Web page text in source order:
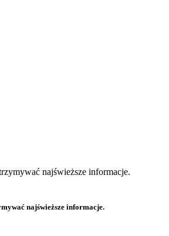
najświeższe informacje.
najświeższe informacje.